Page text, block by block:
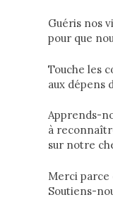
Guéris nos
pour que
Touche les
aux dépens
Apprends-
à
sur notre
Merci parce
Soutiens-